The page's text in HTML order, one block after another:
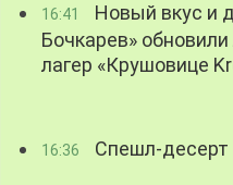
16:41
Новый вкус и
Бочкарев»
лагер «Крушовице
16:36 Спешл-десерт